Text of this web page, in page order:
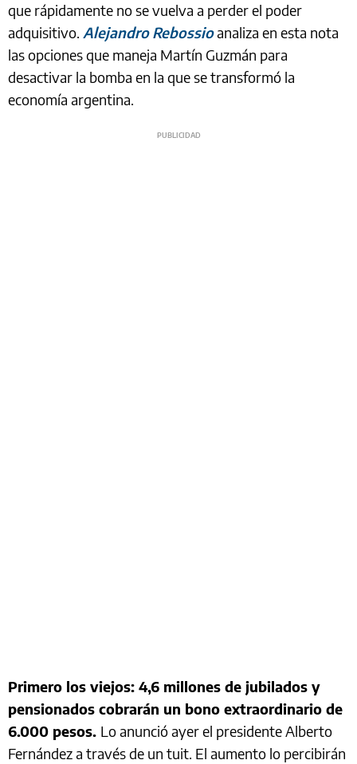
que rápidamente no se vuelva a perder el poder
adquisitivo. Alejandro Rebossioanaliza en esta nota
las opciones que maneja Martín Guzmán para
desactivar la bomba en la que se transformó la
economía argentina.
Primero los viejos: 4,6 millones de jubilados y
pensionados cobrarán un bono extraordinario de
6.000 pesos. Lo anunció ayer el presidente Alberto
Fernández a través de un tuit. El aumento lo percibirán